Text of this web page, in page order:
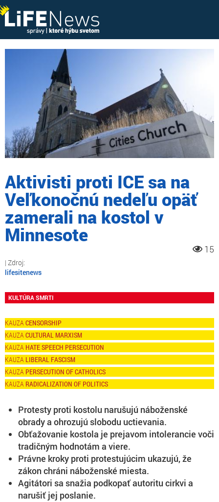
Aktivisti proti ICE sa na
Veľkonočnú nedeľu opäť
zamerali na kostol v
Minnesote
15
lifesitenews
KULTÚRA SMRTI
CENSORSHIP
CULTURAL MARXISM
HATE SPEECH PERSECUTION
LIBERAL FASCISM
PERSECUTION OF CATHOLICS
RADICALIZATION OF POLITICS
Protesty proti kostolu narušujú náboženské
obrady a ohrozujú slobodu uctievania.
Obťažovanie kostola je prejavom intolerancie voči
tradičným hodnotám a viere.
Právne kroky proti protestujúcim ukazujú, že
zákon chráni náboženské miesta.
Agitátori sa snažia podkopať autoritu cirkvi a
narušiť jej poslanie.